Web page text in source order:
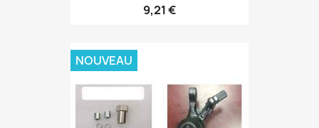
9,21 €
NOUVEAU